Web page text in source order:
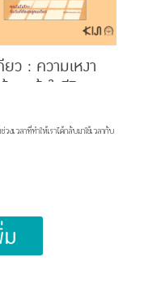
ว : ความเหงา
ะเข้าใจชีวิต
งเวลาที่ทำให้เราได้กลับมาใช้เวลากับ